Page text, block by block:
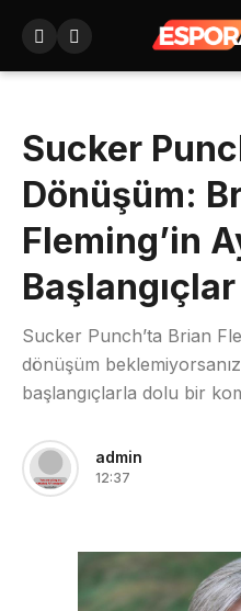
Sucker
Dönüşüm:
Fleming’in
Başlangıçlar
Sucker Punch’ta Brian
dönüşüm
başlangıçlarla dolu bir
admin
12:37